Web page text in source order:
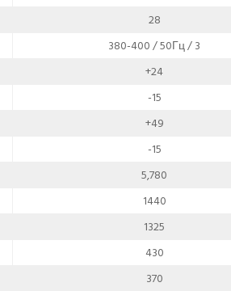
28
380-400 / 50Гц / 3
+24
-15
+49
-15
5,780
1440
1325
430
370